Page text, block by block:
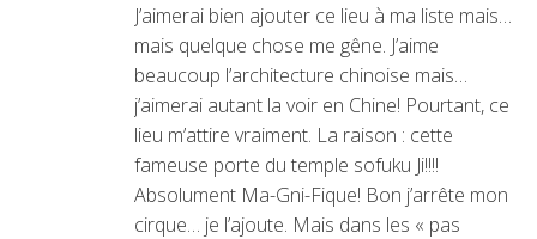
J’aimerai bien ajouter ce lieu à ma liste mais…
mais quelque chose me gêne. J’aime
beaucoup l’architecture chinoise mais…
j’aimerai autant la voir en Chine! Pourtant, ce
lieu m’attire vraiment. La raison : cette
fameuse porte du temple sofuku Ji!!!!
Absolument Ma-Gni-Fique! Bon j’arrête mon
cirque… je l’ajoute. Mais dans les « pas